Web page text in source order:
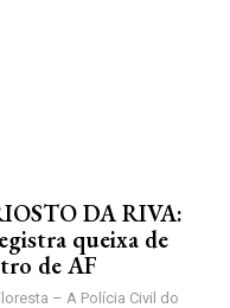
DA RIVA:
queixa de
de AF
– A Polícia Civil do